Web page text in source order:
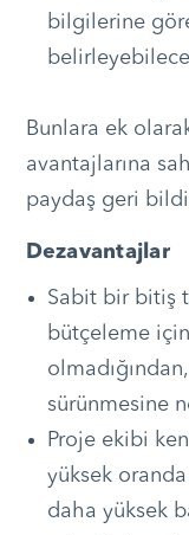
bilgilerine
Bunlara ek
avantajlarına
paydaş geri
Dezavantajlar
Sabit bir bitiş
bütçeleme
sürünmesine
Proje ekibi
yüksek
daha yüksek